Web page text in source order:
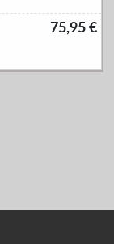
75,95 €